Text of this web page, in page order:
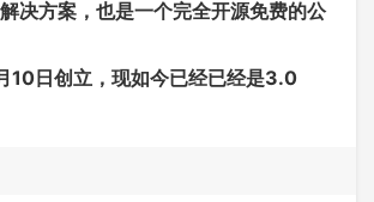
决方案，也是一个完全开源免费的公
10日创立，现如今已经已经是3.0